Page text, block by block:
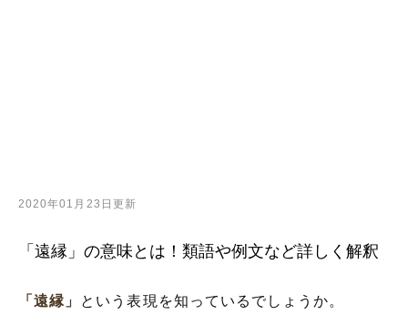
2020年01月23日更新
「遠縁」の意味とは！類語や例文など詳しく解釈
「遠縁」 という表現を知っているでしょうか。